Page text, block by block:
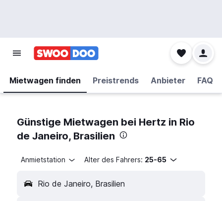
Mietwagen finden Preistrends Anbieter FAQ
Günstige Mietwagen bei Hertz in Rio
de Janeiro, Brasilien
Anmietstation Alter des Fahrers: 25-65
Rio de Janeiro, Brasilien